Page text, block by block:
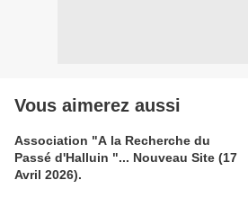
Vous aimerez aussi
Association "A la Recherche du
Passé d'Halluin "... Nouveau Site (17
Avril 2026).